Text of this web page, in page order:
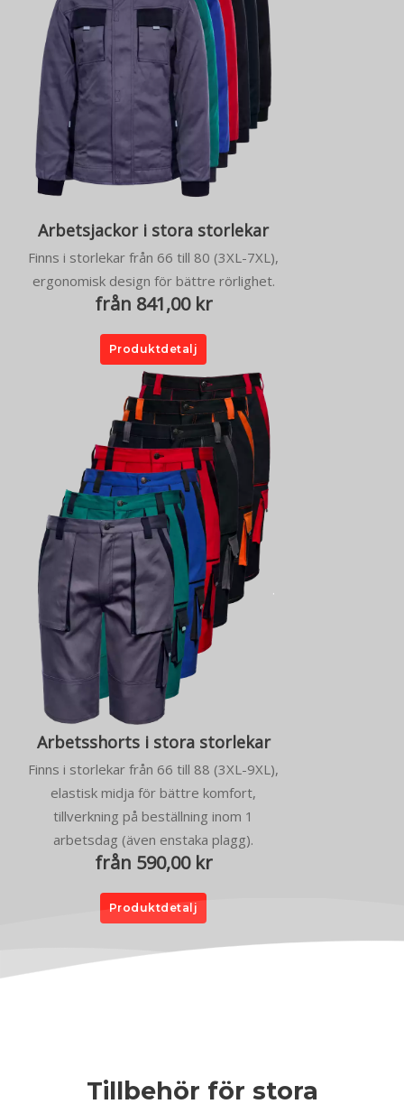
Arbetsjackor i stora storlekar
Finns i storlekar från 66 till 80 (3XL-7XL),
ergonomisk design för bättre rörlighet.
från 841,00 kr
Produktdetalj
Arbetsshorts i stora storlekar
Finns i storlekar från 66 till 88 (3XL-9XL),
elastisk midja för bättre komfort,
tillverkning på beställning inom 1
arbetsdag (även enstaka plagg).
från 590,00 kr
Produktdetalj
Tillbehör för stora